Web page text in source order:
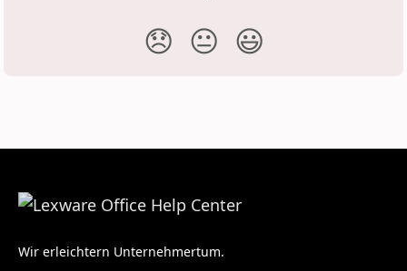
😞 😐 😃
Wir erleichtern Unternehmertum.